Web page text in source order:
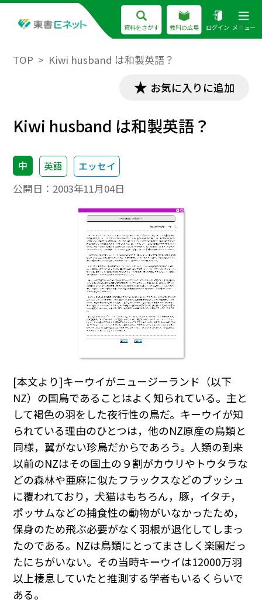
資料をさがす 教科の広場 ログイン メニュー
TOP Kiwi husband は和製英語？
お気に入りに追加
Kiwi husband は和製英語？
中 英語 エッセイ
公開日： 2003年11月04日
[本文より]キーウイがニュージーランド（以下
NZ）の国鳥であることはよく知られている。主と
して褐色の羽をした夜行性の鳥だ。キーウイが知
られている理由のひとつは，他のNZ原産の鳥類と
同様，翼がない珍鳥だからであろう。人類の到来
以前のNZはその国土の９割がカウリやトウタラな
どの森林や亜麻に似たフラックスなどのブッシュ
に覆われており，犬猫はもちろん，豚，イタチ，
ポッサムなどの捕食性の動物がいなかったため，
保身のため飛ぶ必要がなく羽根が退化してしまっ
たのである。NZは鳥類にとってまさしく楽園だっ
たにちがいない。その当時キーウイは12000万羽
以上棲息していたと推測する学者もいるくらいで
ある。